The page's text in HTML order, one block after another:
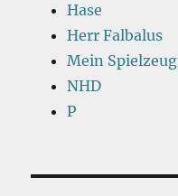
Hase
Herr Falbalus
Mein Spielzeug
NHD
P